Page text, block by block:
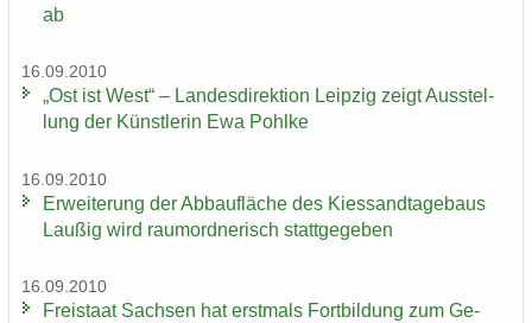
ab
16.09.2010
„Ost ist West“ – Lan­des­di­rek­ti­on Leip­zig zeigt Aus­stel­
lung der Künst­le­rin Ewa Pohl­ke
16.09.2010
Er­wei­te­rung der Ab­bau­flä­che des Kies­sand­ta­ge­baus
Lau­ßig wird raum­ord­ne­risch statt­ge­ge­ben
16.09.2010
Frei­staat Sach­sen hat erst­mals Fort­bil­dung zum Ge­